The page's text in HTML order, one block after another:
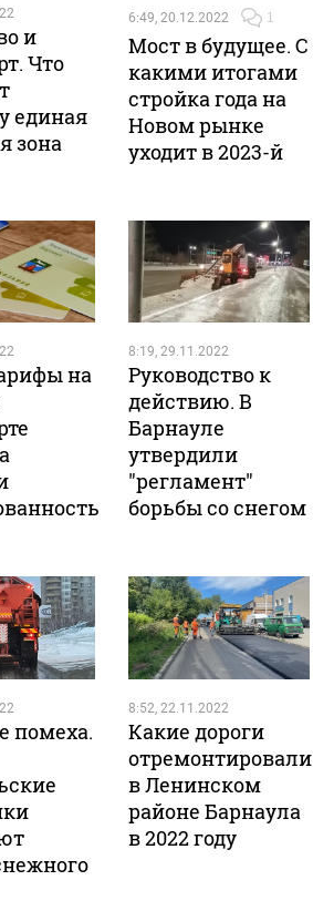
и
Что
единая
зона
6:49, 20.12.2022 1
Мост в будущее. С
какими итогами
стройка года на
Новом рынке
уходит в 2023-й
на
8:19, 29.11.2022
Руководство к
действию. В
Барнауле
утвердили
"регламент"
борьбы со снегом
помеха.
8:52, 22.11.2022
Какие дороги
отремонтировали
в Ленинском
районе Барнаула
в 2022 году